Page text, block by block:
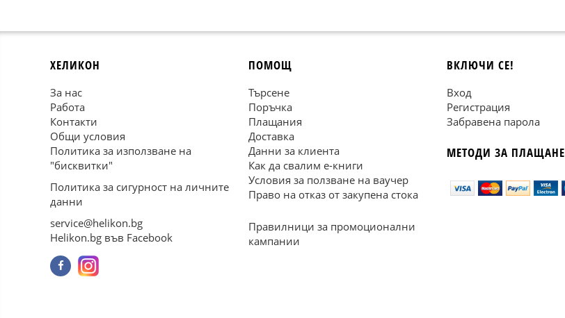
ХЕЛИКОН
За нас
Работа
Контакти
Общи условия
Политика за използване на
"бисквитки"
Политика за сигурност на личните
данни
service@helikon.bg
Helikon.bg във Facebook
ПОМОЩ
Търсене
Поръчка
Плащания
Доставка
Данни за клиента
Как да свалим е-книги
Условия за ползване на ваучер
Право на отказ от закупена стока
Правилници за промоционални
кампании
ВКЛЮЧИ СЕ!
Вход
Регистрация
Забравена парола
МЕТОДИ ЗА ПЛАЩАНЕ